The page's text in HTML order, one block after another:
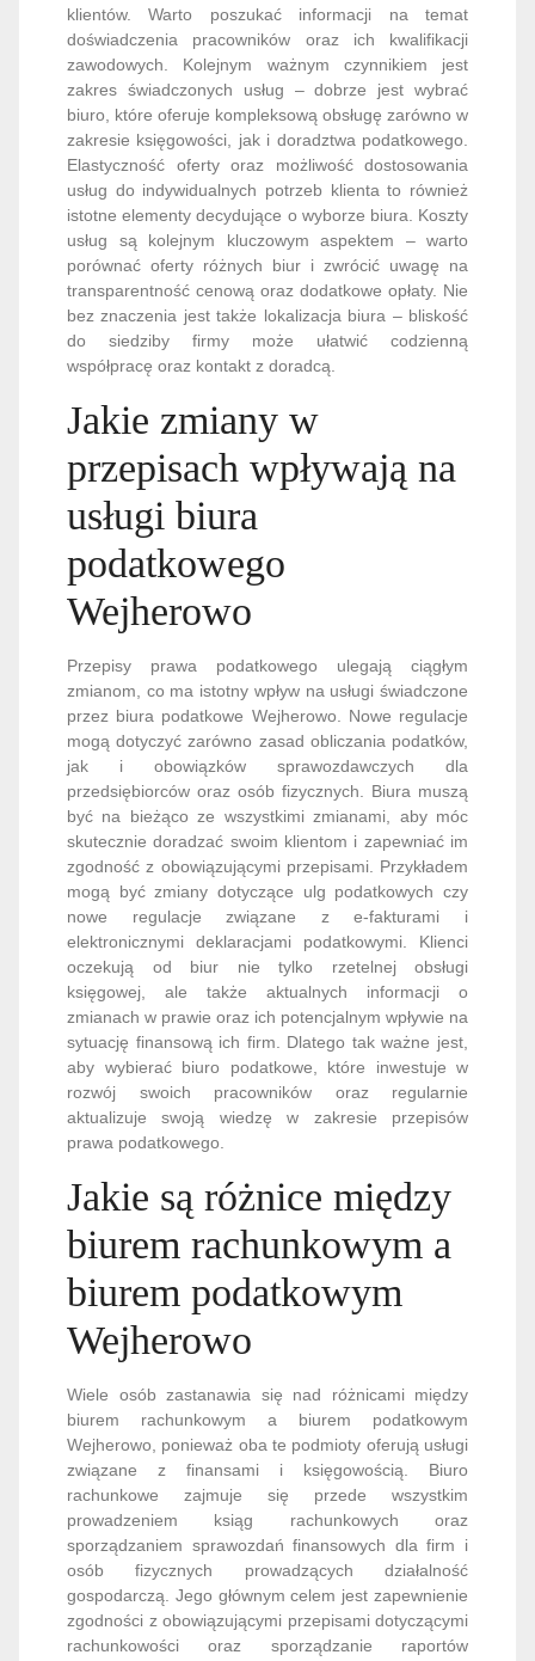
klientów. Warto poszukać informacji na temat
doświadczenia pracowników oraz ich kwalifikacji
zawodowych. Kolejnym ważnym czynnikiem jest
zakres świadczonych usług – dobrze jest wybrać
biuro, które oferuje kompleksową obsługę zarówno w
zakresie księgowości, jak i doradztwa podatkowego.
Elastyczność oferty oraz możliwość dostosowania
usług do indywidualnych potrzeb klienta to również
istotne elementy decydujące o wyborze biura. Koszty
usług są kolejnym kluczowym aspektem – warto
porównać oferty różnych biur i zwrócić uwagę na
transparentność cenową oraz dodatkowe opłaty. Nie
bez znaczenia jest także lokalizacja biura – bliskość
do siedziby firmy może ułatwić codzienną
współpracę oraz kontakt z doradcą.
Jakie zmiany w
przepisach wpływają na
usługi biura
podatkowego
Wejherowo
Przepisy prawa podatkowego ulegają ciągłym
zmianom, co ma istotny wpływ na usługi świadczone
przez biura podatkowe Wejherowo. Nowe regulacje
mogą dotyczyć zarówno zasad obliczania podatków,
jak i obowiązków sprawozdawczych dla
przedsiębiorców oraz osób fizycznych. Biura muszą
być na bieżąco ze wszystkimi zmianami, aby móc
skutecznie doradzać swoim klientom i zapewniać im
zgodność z obowiązującymi przepisami. Przykładem
mogą być zmiany dotyczące ulg podatkowych czy
nowe regulacje związane z e-fakturami i
elektronicznymi deklaracjami podatkowymi. Klienci
oczekują od biur nie tylko rzetelnej obsługi
księgowej, ale także aktualnych informacji o
zmianach w prawie oraz ich potencjalnym wpływie na
sytuację finansową ich firm. Dlatego tak ważne jest,
aby wybierać biuro podatkowe, które inwestuje w
rozwój swoich pracowników oraz regularnie
aktualizuje swoją wiedzę w zakresie przepisów
prawa podatkowego.
Jakie są różnice między
biurem rachunkowym a
biurem podatkowym
Wejherowo
Wiele osób zastanawia się nad różnicami między
biurem rachunkowym a biurem podatkowym
Wejherowo, ponieważ oba te podmioty oferują usługi
związane z finansami i księgowością. Biuro
rachunkowe zajmuje się przede wszystkim
prowadzeniem ksiąg rachunkowych oraz
sporządzaniem sprawozdań finansowych dla firm i
osób fizycznych prowadzących działalność
gospodarczą. Jego głównym celem jest zapewnienie
zgodności z obowiązującymi przepisami dotyczącymi
rachunkowości oraz sporządzanie raportów